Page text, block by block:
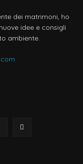
dei matrimoni, ho
idee e consigli
ambiente.